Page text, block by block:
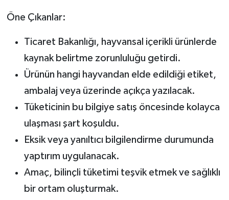
Öne Çıkanlar:
Ticaret Bakanlığı, hayvansal içerikli ürünlerde
kaynak belirtme zorunluluğu getirdi.
Ürünün hangi hayvandan elde edildiği etiket,
ambalaj veya üzerinde açıkça yazılacak.
Tüketicinin bu bilgiye satış öncesinde kolayca
ulaşması şart koşuldu.
Eksik veya yanıltıcı bilgilendirme durumunda
yaptırım uygulanacak.
Amaç, bilinçli tüketimi teşvik etmek ve sağlıklı
bir ortam oluşturmak.